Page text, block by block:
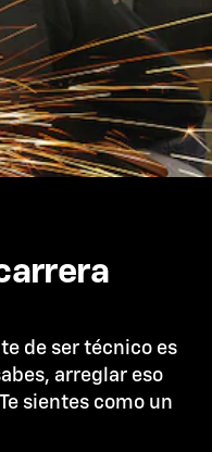
de ser técnico es
arreglar eso
sientes como un